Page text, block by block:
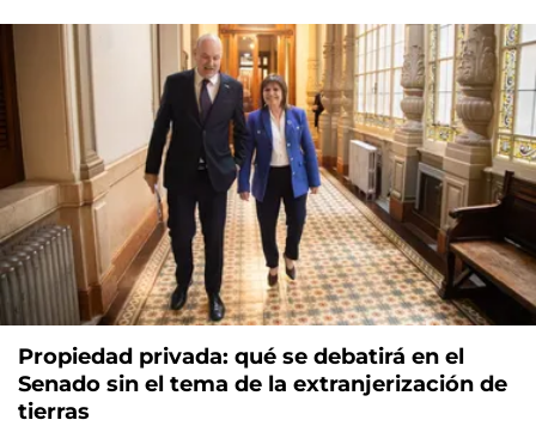
Propiedad privada: qué se debatirá en el
Senado sin el tema de la extranjerización de
tierras